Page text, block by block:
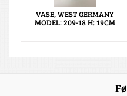
VASE, WEST GERMANY
MODEL: 209-18 H: 19CM